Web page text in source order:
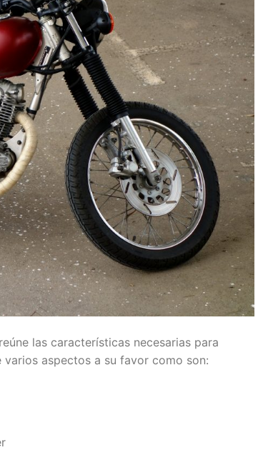
las características necesarias para
varios aspectos a su favor como son: